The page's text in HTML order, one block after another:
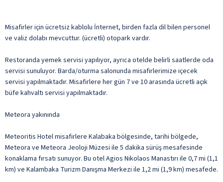
Misafirler için ücretsiz kablolu İnternet, birden fazla dil bilen personel
ve valiz dolabı mevcuttur. (ücretli) otopark vardır.
Restoranda yemek servisi yapılıyor, ayrıca otelde belirli saatlerde oda
servisi sunuluyor. Barda/oturma salonunda misafirlerimize içecek
servisi yapılmaktadır. Misafirlere her gün 7 ve 10 arasında ücretli açık
büfe kahvaltı servisi yapılmaktadır.
Meteora yakınında
Meteoritis Hotel misafirlere Kalabaka bölgesinde, tarihi bölgede,
Meteora ve Meteora Jeoloji Müzesi ile 5 dakika sürüş mesafesinde
konaklama fırsatı sunuyor. Bu otel Agios Nikolaos Manastırı ile 0,7 mi (1,1
km) ve Kalambaka Turizm Danışma Merkezi ile 1,2 mi (1,9 km) mesafede.